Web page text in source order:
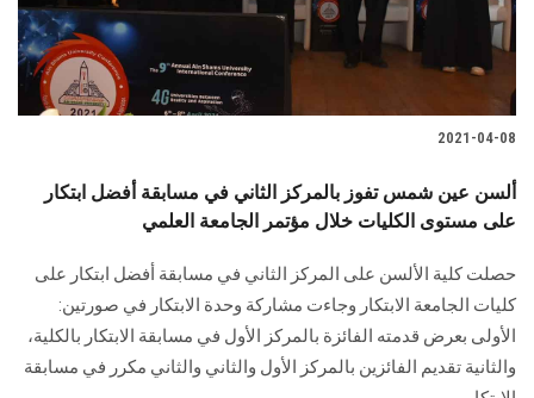
2021-04-08
ألسن عين شمس تفوز بالمركز الثاني في مسابقة أفضل ابتكار
على مستوى الكليات خلال مؤتمر الجامعة العلمي
حصلت كلية الألسن على المركز الثاني في مسابقة أفضل ابتكار على
كليات الجامعة الابتكار وجاءت مشاركة وحدة الابتكار في صورتين:
الأولى بعرض قدمته الفائزة بالمركز الأول في مسابقة الابتكار بالكلية،
والثانية تقديم الفائزين بالمركز الأول والثاني والثاني مكرر في مسابقة